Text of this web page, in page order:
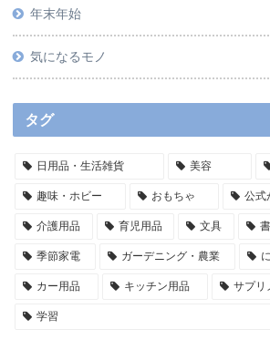
年末年始
気になるモノ
タグ
日用品・生活雑貨 美容
趣味・ホビー おもちゃ 公式
介護用品 育児用品 文具
季節家電 ガーデニング・農業
カー用品 キッチン用品 サプリ
学習